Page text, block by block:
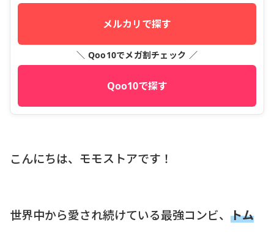
メルカリで探す
＼ Qoo10でメガ割チェック ／
Qoo10で探す
こんにちは、モモストアです！
世界中から愛され続けている最強コンビ、 トム